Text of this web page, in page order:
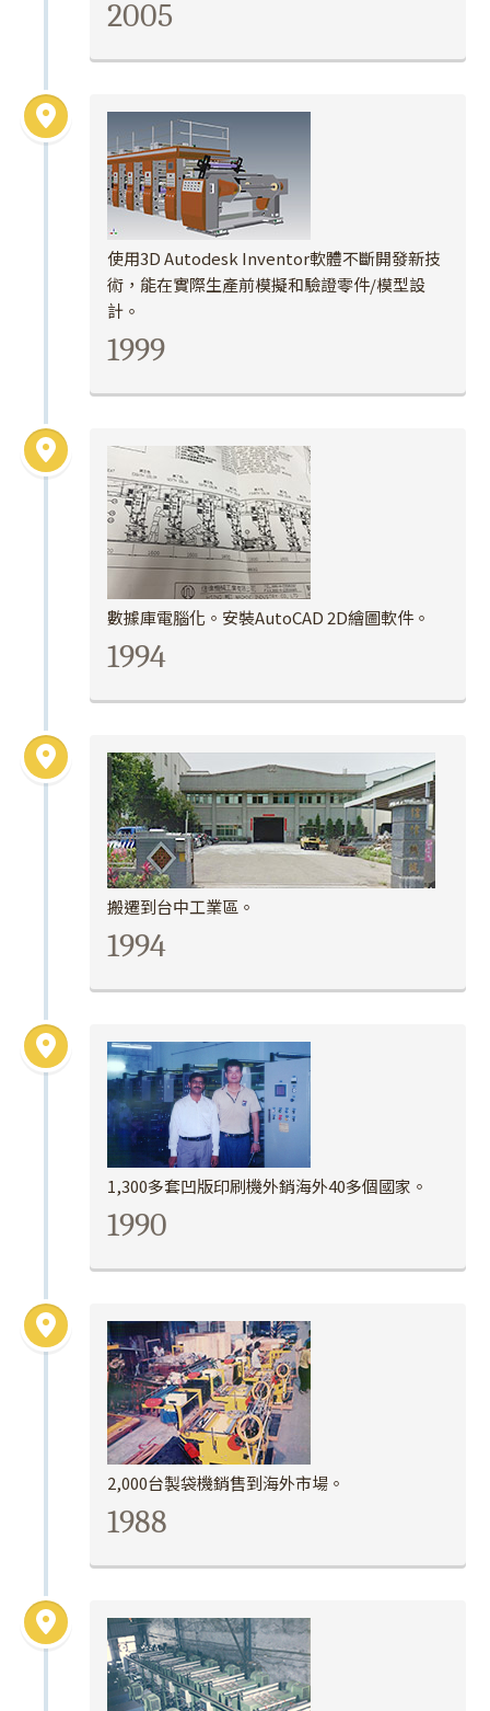
2005
使用3D Autodesk Inventor軟體不斷開發新技
術，能在實際生產前模擬和驗證零件/模型設
計。
1999
數據庫電腦化。安裝AutoCAD 2D繪圖軟件。
1994
搬遷到台中工業區。
1994
1,300多套凹版印刷機外銷海外40多個國家。
1990
2,000台製袋機銷售到海外市場。
1988